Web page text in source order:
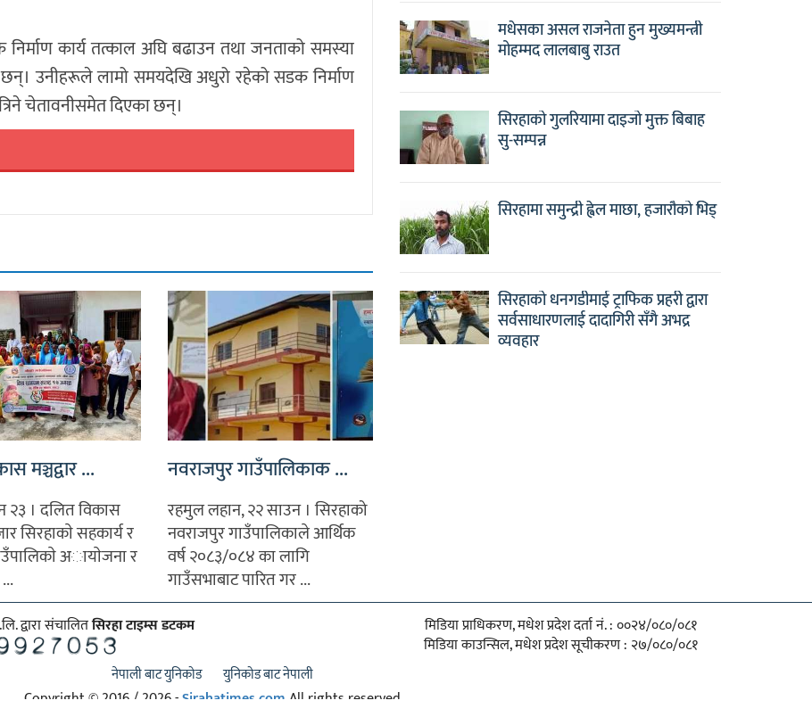
कार्य तत्काल अघि बढाउन तथा जनताको समस्या
उनीहरूले लामो समयदेखि अधुरो रहेको सडक निर्माण
चेतावनीसमेत दिएका छन्।
मञ्चद्वार ...
२३ । दलित विकास
सिरहाकाे सहकार्य र
अायाेजना र
नवराजपुर गाउँपालिकाक ...
रहमुल लहान, २२ साउन । सिरहाको
नवराजपुर गाउँपालिकाले आर्थिक
वर्ष २०८३/०८४ का लागि
गाउँसभाबाट पारित गर ...
मधेसका असल राजनेता हुन मुख्यमन्त्री
मोहम्मद लालबाबु राउत
सिरहाको गुलरियामा दाइजो मुक्त बिबाह
सु-सम्पन्न
सिरहामा समुन्द्री ह्वेल माछा, हजारौको भिड्
सिरहाको धनगडीमाई ट्राफिक प्रहरी द्वारा
सर्वसाधारणलाई दादागिरी सँगै अभद्र
व्यवहार
द्वारा संचालितसिरहा टाइम्स डटकम
मिडिया प्राधिकरण, मधेश प्रदेश दर्ता नं. : ००२४/०८०/०८१
मिडिया काउन्सिल, मधेश प्रदेश सूचीकरण : २७/०८०/०८१
नेपाली बाट युनिकोड युनिकोड बाट नेपाली
Copyright © 2016 / 2026 -Sirahatimes.com All rights reserved